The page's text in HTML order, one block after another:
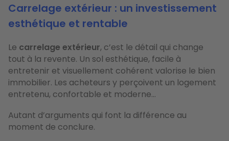
Carrelage extérieur : un investissement
esthétique et rentable
Le carrelage extérieur, c’est le détail qui change
tout à la revente. Un sol esthétique, facile à
entretenir et visuellement cohérent valorise le bien
immobilier. Les acheteurs y perçoivent un logement
entretenu, confortable et moderne…
Autant d’arguments qui font la différence au
moment de conclure.